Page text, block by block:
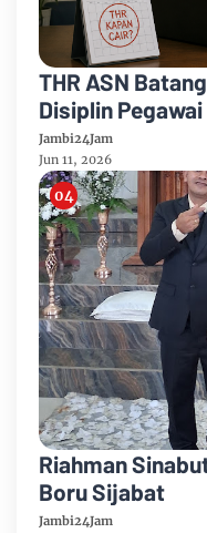
THR ASN
Disiplin
Justru Tersendat
Jambi24Jam
Jun 11, 2026
Riahman
Boru Sijabat
Jambi24Jam